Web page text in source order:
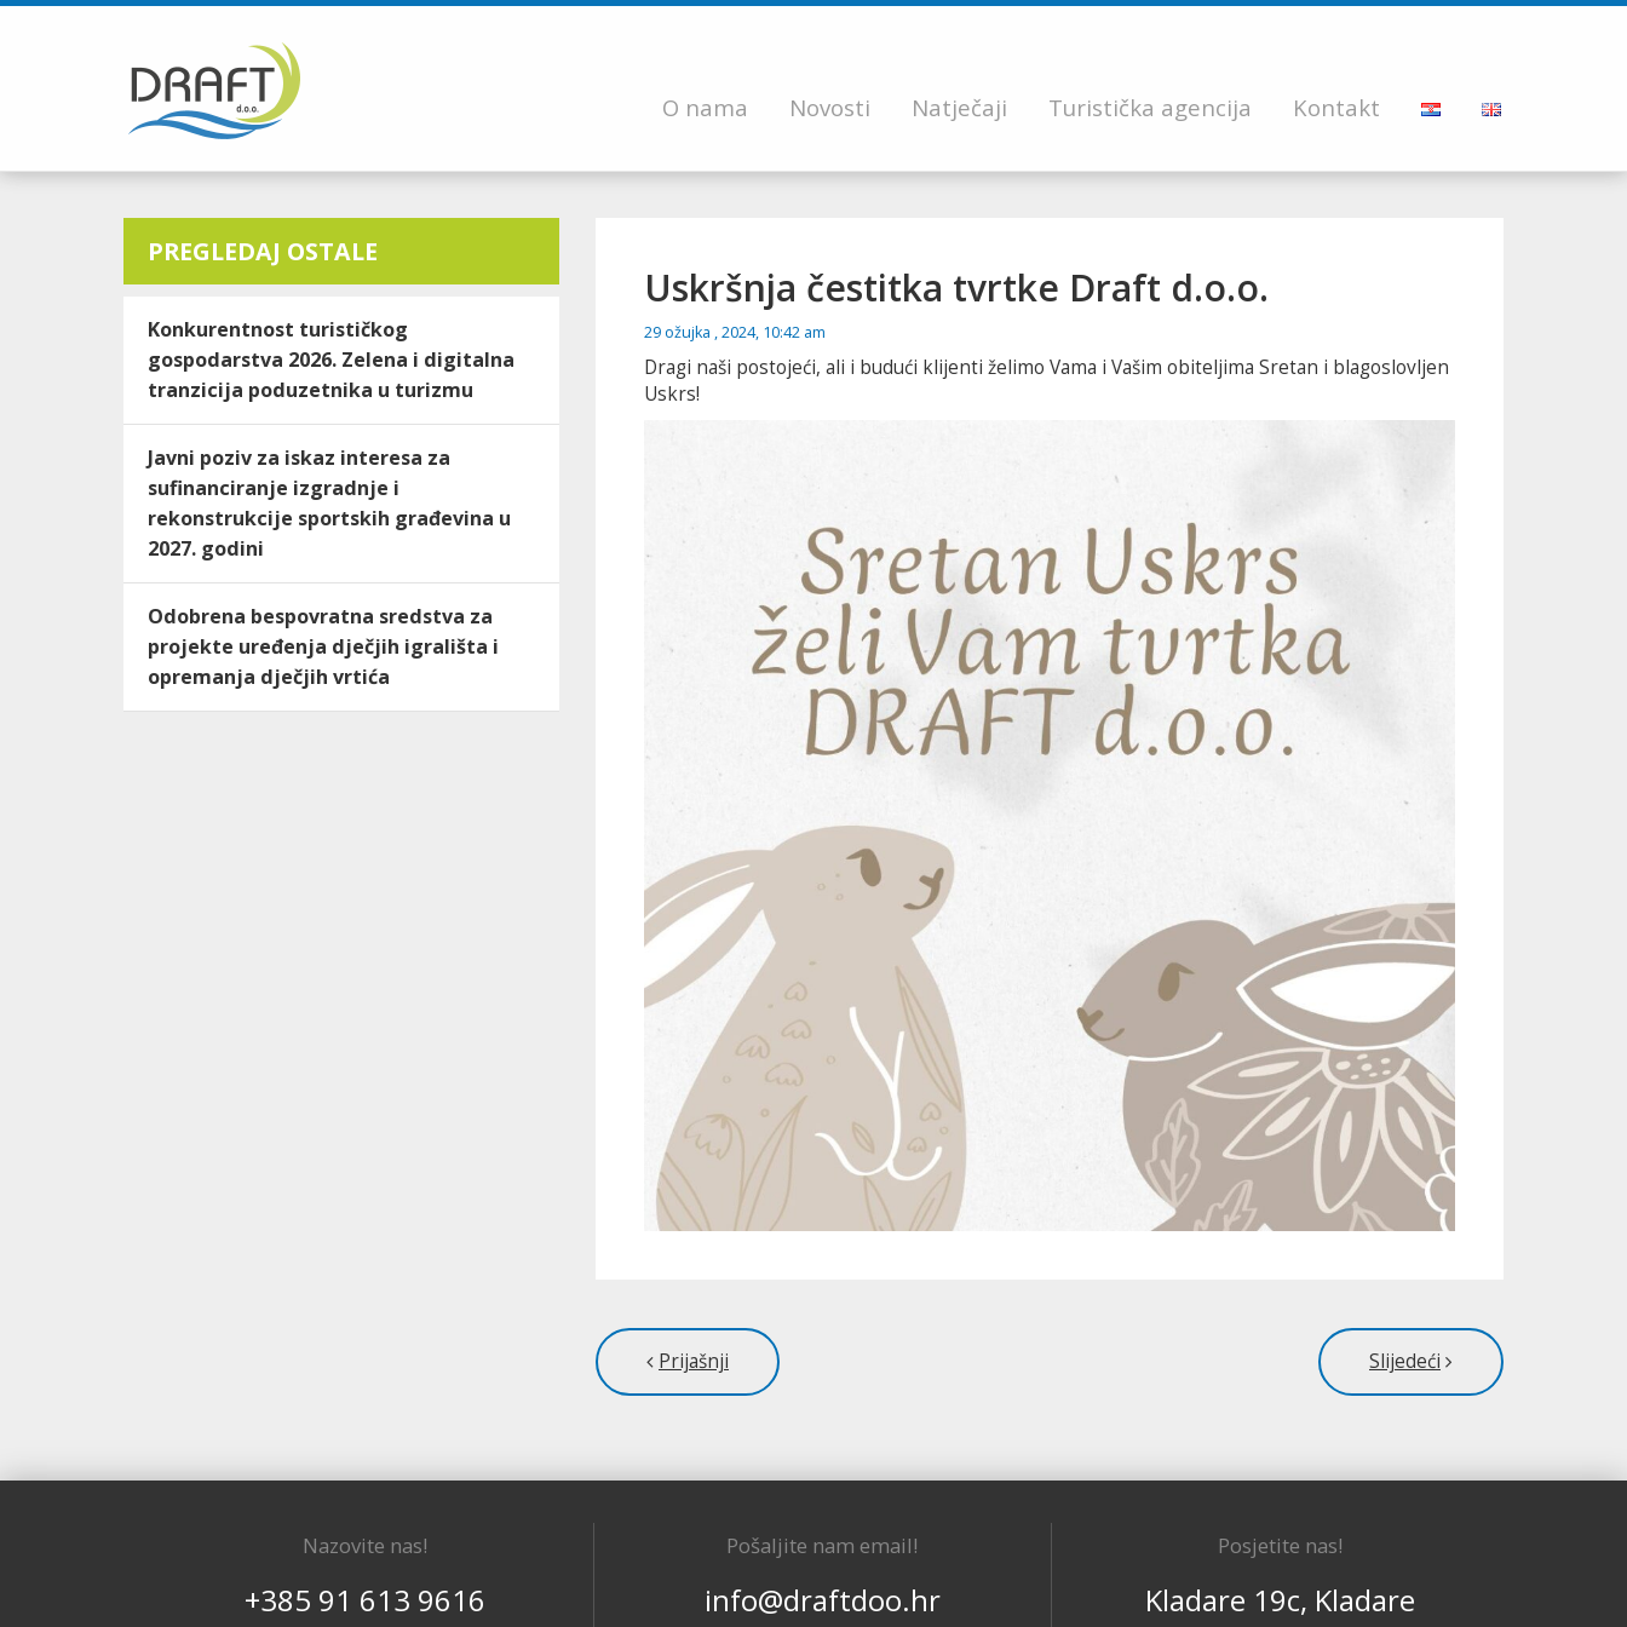
O nama Novosti Natječaji Turistička agencija Kontakt
PREGLEDAJ OSTALE
Konkurentnost turističkog
gospodarstva 2026. Zelena i digitalna
tranzicija poduzetnika u turizmu
Javni poziv za iskaz interesa za
sufinanciranje izgradnje i
rekonstrukcije sportskih građevina u
2027. godini
Odobrena bespovratna sredstva za
projekte uređenja dječjih igrališta i
opremanja dječjih vrtića
Uskršnja čestitka tvrtke Draft d.o.o.
29 ožujka , 2024, 10:42 am
Dragi naši postojeći, ali i budući klijenti želimo Vama i Vašim obiteljima Sretan i blagoslovljen
Uskrs!
Prijašnji Slijedeći
Nazovite nas!
+385 91 613 9616
Pošaljite nam email!
info@draftdoo.hr
Posjetite nas!
Kladare 19c, Kladare